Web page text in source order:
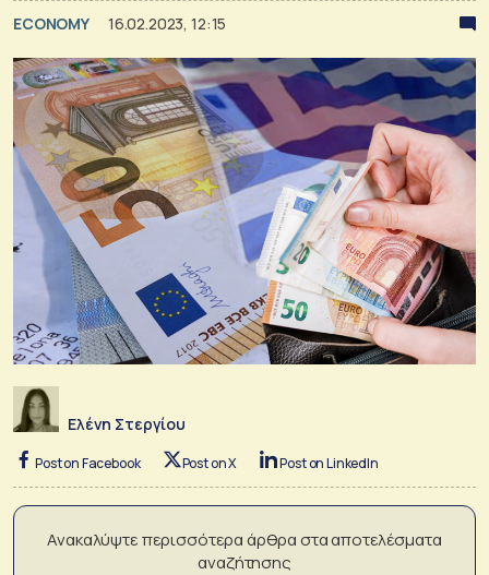
ECONOMY 16.02.2023, 12:15
Ελένη Στεργίου
Post on Facebook Post on X Post on LinkedIn
Ανακαλύψτε περισσότερα άρθρα στα αποτελέσματα
αναζήτησης